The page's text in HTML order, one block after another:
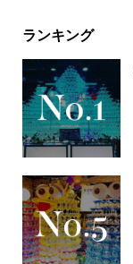
ランキング